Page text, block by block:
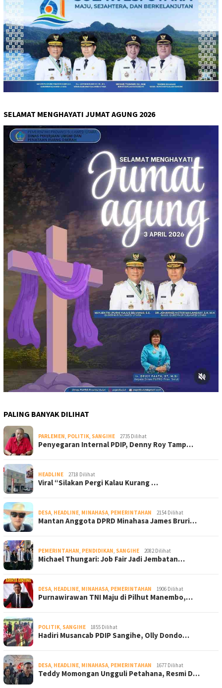
SELAMAT MENGHAYATI JUMAT AGUNG 2026
PALING BANYAK DILIHAT
PARLEMEN, POLITIK, SANGIHE 2735 Dilihat
Penyegaran Internal PDIP, Denny Roy Tamp…
HEADLINE 2718 Dilihat
Viral “Silakan Pergi Kalau Kurang …
DESA, HEADLINE, MINAHASA, PEMERINTAHAN 2154 Dilihat
Mantan Anggota DPRD Minahasa James Bruri…
PEMERINTAHAN, PENDIDIKAN, SANGIHE 2082 Dilihat
Michael Thungari: Job Fair Jadi Jembatan…
DESA, HEADLINE, MINAHASA, PEMERINTAHAN 1906 Dilihat
Purnawirawan TNI Maju di Pilhut Manembo,…
POLITIK, SANGIHE 1855 Dilihat
Hadiri Musancab PDIP Sangihe, Olly Dondo…
DESA, HEADLINE, MINAHASA, PEMERINTAHAN 1677 Dilihat
Teddy Momongan Ungguli Petahana, Resmi D…